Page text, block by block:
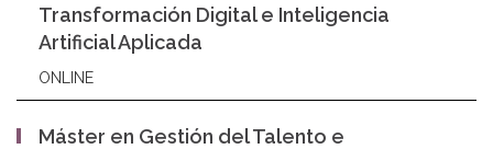
Transformación Digital e Inteligencia
Artificial Aplicada
ONLINE
Máster en Gestión del Talento e